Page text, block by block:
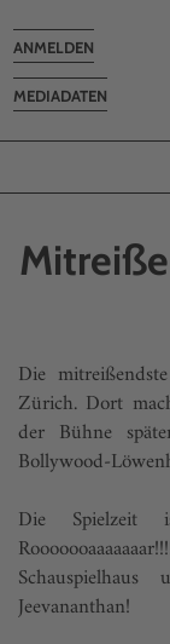
MEDIADATEN
Toggle
navigation
ANMELDEN
Die
Zürich. Dort
der Bühne
Bollywood-
Die Spielzeit
Jeevananthan!